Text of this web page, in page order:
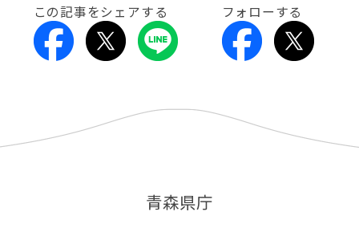
この記事をシェアする フォローする
青森県庁